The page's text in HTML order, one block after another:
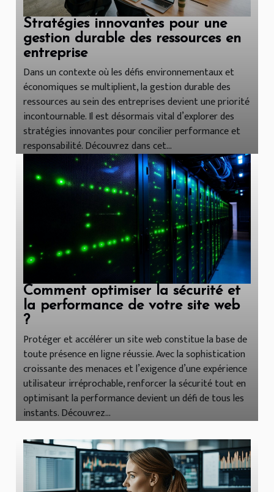
Stratégies innovantes pour une
gestion durable des ressources en
entreprise
Dans un contexte où les défis environnementaux et
économiques se multiplient, la gestion durable des
ressources au sein des entreprises devient une priorité
incontournable. Il est désormais vital d’explorer des
stratégies innovantes pour concilier performance et
responsabilité. Découvrez dans cet...
Comment optimiser la sécurité et
la performance de votre site web
?
Protéger et accélérer un site web constitue la base de
toute présence en ligne réussie. Avec la sophistication
croissante des menaces et l’exigence d’une expérience
utilisateur irréprochable, renforcer la sécurité tout en
optimisant la performance devient un défi de tous les
instants. Découvrez...